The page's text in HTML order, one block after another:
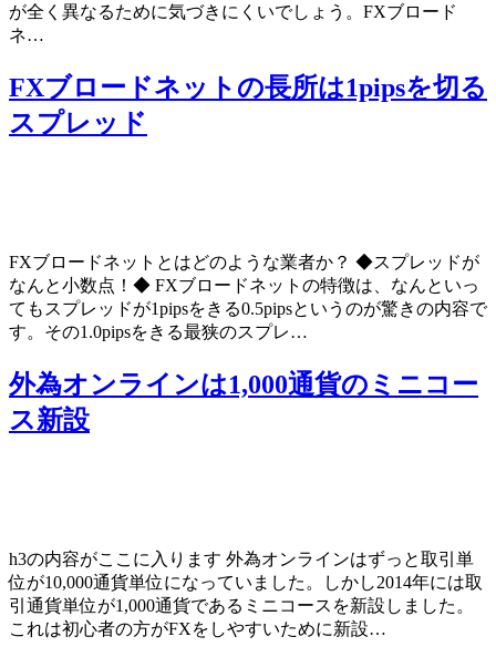
が全く異なるために気づきにくいでしょう。FXブロード
ネ…
FXブロードネットの長所は1pipsを切る
スプレッド
FXブロードネットとはどのような業者か？ ◆スプレッドが
なんと小数点！◆ FXブロードネットの特徴は、なんといっ
てもスプレッドが1pipsをきる0.5pipsというのが驚きの内容で
す。その1.0pipsをきる最狭のスプレ…
外為オンラインは1,000通貨のミニコー
ス新設
h3の内容がここに入ります 外為オンラインはずっと取引単
位が10,000通貨単位になっていました。しかし2014年には取
引通貨単位が1,000通貨であるミニコースを新設しました。
これは初心者の方がFXをしやすいために新設…